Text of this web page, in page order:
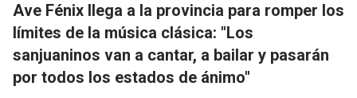
Ave Fénix llega a la provincia para romper los
límites de la música clásica: "Los
sanjuaninos van a cantar, a bailar y pasarán
por todos los estados de ánimo"